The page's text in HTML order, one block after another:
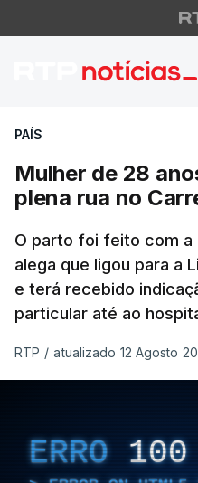
Mulher
PAÍS
Mulher de 28
plena rua no
O parto foi feito com a
alega que ligou para a
e terá recebido
particular até ao
RTP / atualizado 12 Agosto
ERRO 100